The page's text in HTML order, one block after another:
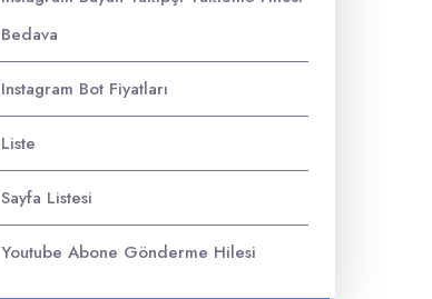
Bedava
Instagram Bot Fiyatları
Liste
Sayfa Listesi
Youtube Abone Gönderme Hilesi